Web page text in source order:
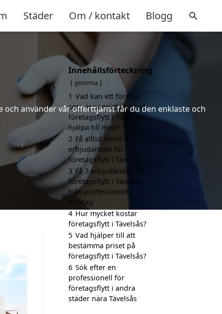
Städer Om / kontakt Blogg
använder vår offerttjänst får du den enklaste och
Innehållsförteckning
gömma
1 Vad kan ett företag
som är specialiserat på
företagsflytt i Tävelsås
hjälpa till med?
2 Få alltid minst 3
erbjudanden för
företagsflytt i Tävelsås
3 Få 3 erbjudanden för
företagsflytt i Tävelsås
från professionella
företag
4 Hur mycket kostar
företagsflytt i Tävelsås?
5 Vad hjälper till att
bestämma priset på
företagsflytt i Tävelsås?
6 Sök efter en
professionell för
företagsflytt i andra
städer nära Tävelsås